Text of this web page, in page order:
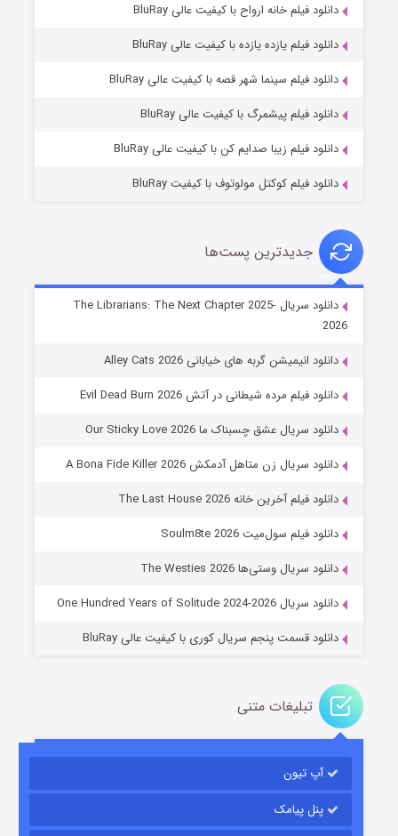
شوهر
عملیات آپارتمان
مردگان متحرک: شهر مرده ۳
قسمت2 (زیرنویس) منتشر شد
دانلود فیلم خانه ارواح با کیفیت عالی BluRay
دانلود فیلم یازده یازده با کیفیت عالی BluRay
دانلود فیلم سینما شهر قصه با کیفیت عالی BluRay
دانلود فیلم پیشمرگ با کیفیت عالی BluRay
دانلود فیلم زیبا صدایم کن با کیفیت عالی BluRay
دانلود فیلم کوکتل مولوتوف با کیفیت BluRay
جدیدترین پست‌ها
دانلود سریال The Librarians: The Next Chapter 2025-
2026
دانلود انیمیشن گربه های خیابانی Alley Cats 2026
دانلود فیلم مرده شیطانی در آتش Evil Dead Burn 2026
دانلود سریال عشق چسبناک ما Our Sticky Love 2026
دانلود سریال زن متاهل آدمکش A Bona Fide Killer 2026
دانلود فیلم آخرین خانه The Last House 2026
دانلود فیلم سول‌میت Soulm8te 2026
دانلود سریال وستی‌ها The Westies 2026
دانلود سریال One Hundred Years of Solitude 2024-2026
دانلود قسمت پنجم سریال کوری با کیفیت عالی BluRay
تبلیغات متنی
آپ تیون
پنل پیامک